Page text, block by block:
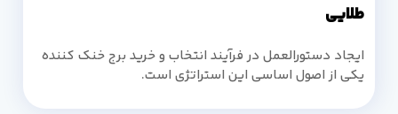
طلایی
ایجاد دستورالعمل در فرآیند انتخاب و خرید برج خنک کننده
یکی از اصول اساسی این استراتژی است.